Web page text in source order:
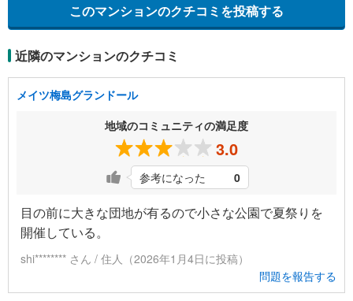
このマンションのクチコミを投稿する
近隣のマンションのクチコミ
メイツ梅島グランドール
地域のコミュニティの満足度
3.0
参考になった 0
目の前に大きな団地が有るので小さな公園で夏祭りを
開催している。
shi******** さん / 住人（2026年1月4日に投稿）
問題を報告する